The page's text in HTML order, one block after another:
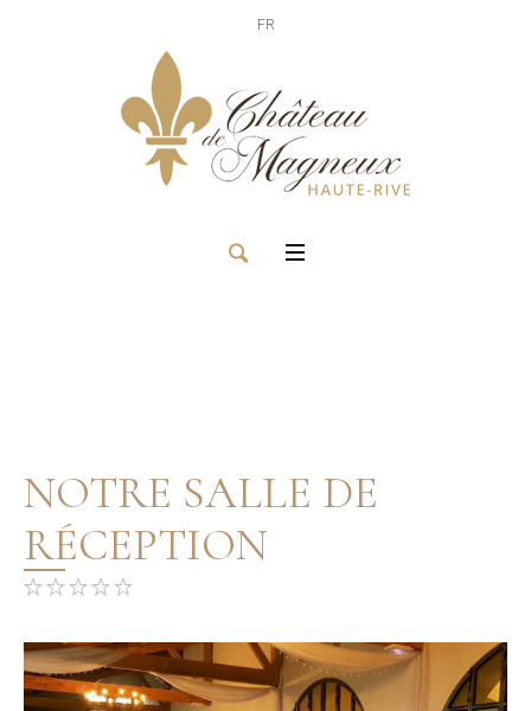
FR
NOTRE SALLE DE
RÉCEPTION